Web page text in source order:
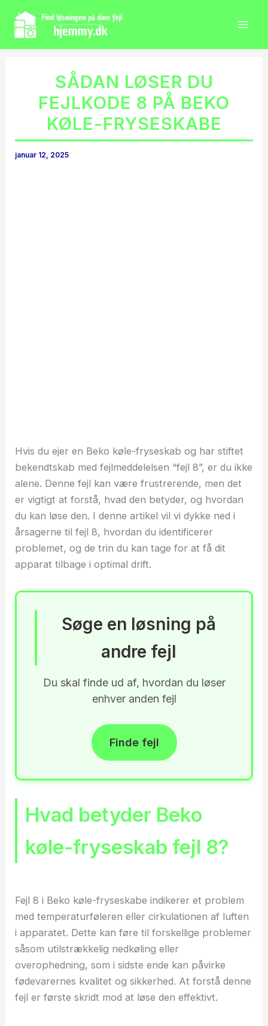
indholdet
SÅDAN LØSER DU
FEJLKODE 8 PÅ BEKO
KØLE-FRYSESKABE
januar 12, 2025
Hvis du ejer en Beko køle-fryseskab og har stiftet
bekendtskab med fejlmeddelelsen “fejl 8”, er du ikke
alene. Denne fejl kan være frustrerende, men det
er vigtigt at forstå, hvad den betyder, og hvordan
du kan løse den. I denne artikel vil vi dykke ned i
årsagerne til fejl 8, hvordan du identificerer
problemet, og de trin du kan tage for at få dit
apparat tilbage i optimal drift.
Søge en løsning på
andre fejl
Du skal finde ud af, hvordan du løser
enhver anden fejl
Finde fejl
Hvad betyder Beko
køle-fryseskab fejl 8?
Fejl 8 i Beko køle-fryseskabe indikerer et problem
med temperaturføleren eller cirkulationen af luften
i apparatet. Dette kan føre til forskellige problemer
såsom utilstrækkelig nedkøling eller
overophedning, som i sidste ende kan påvirke
fødevarernes kvalitet og sikkerhed. At forstå denne
fejl er første skridt mod at løse den effektivt.